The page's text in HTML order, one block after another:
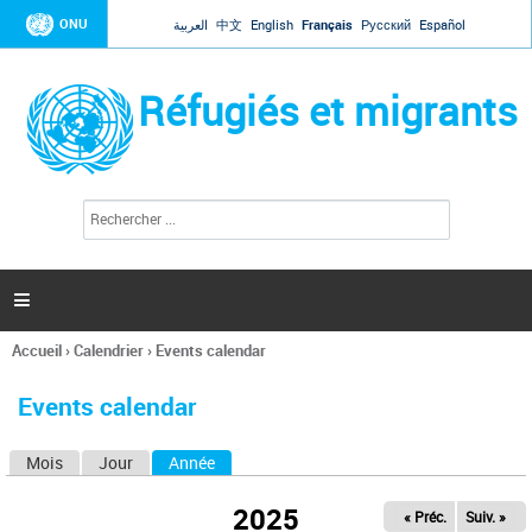
Jump to navigation
ONU العربية 中文 English Français Русский Español
Réfugiés et migrants
l
c
h
e

Vous
ici
Accueil›Calendrier› Events calendar
Events calendar
Mois Jour Année
2025 « Préc. Suiv. »